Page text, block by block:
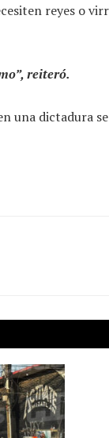
reyes o
reiteró.
una dictadura